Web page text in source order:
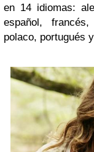
en 14 idiomas:
español,
polaco, portugués